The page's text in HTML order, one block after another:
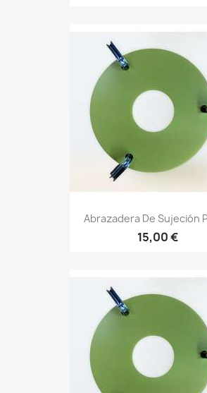
Abrazadera De Sujeción
15,00 €